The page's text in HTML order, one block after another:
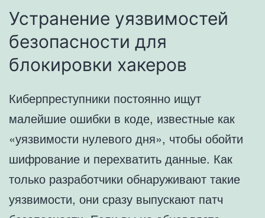
Устранение уязвимостей
безопасности для
блокировки хакеров
Киберпреступники постоянно ищут
малейшие ошибки в коде, известные как
«уязвимости нулевого дня», чтобы обойти
шифрование и перехватить данные. Как
только разработчики обнаруживают такие
уязвимости, они сразу выпускают патч